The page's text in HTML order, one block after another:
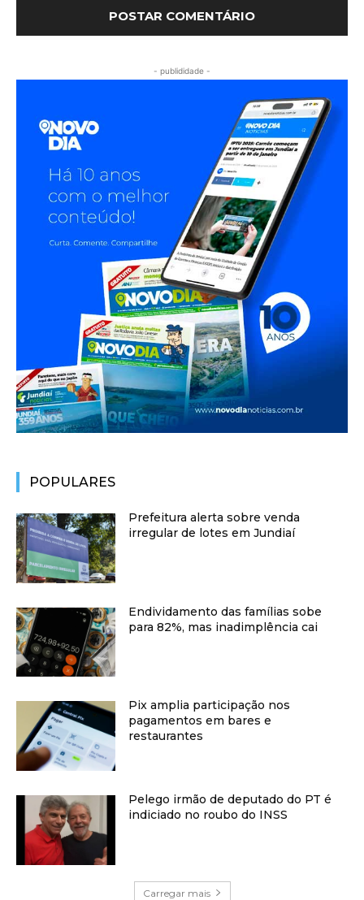
- publididade -
POPULARES
Prefeitura alerta sobre venda
irregular de lotes em Jundiaí
Endividamento das famílias sobe
para 82%, mas inadimplência cai
Pix amplia participação nos
pagamentos em bares e
restaurantes
Pelego irmão de deputado do PT é
indiciado no roubo do INSS
Carregar mais